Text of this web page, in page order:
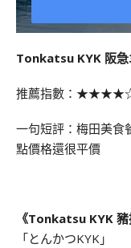
Tonkatsu KYK 阪急
推薦指數：
一句短評：梅田美食
點價格還很平價
《Tonkatsu KYK 豬
「とんかつKYK」